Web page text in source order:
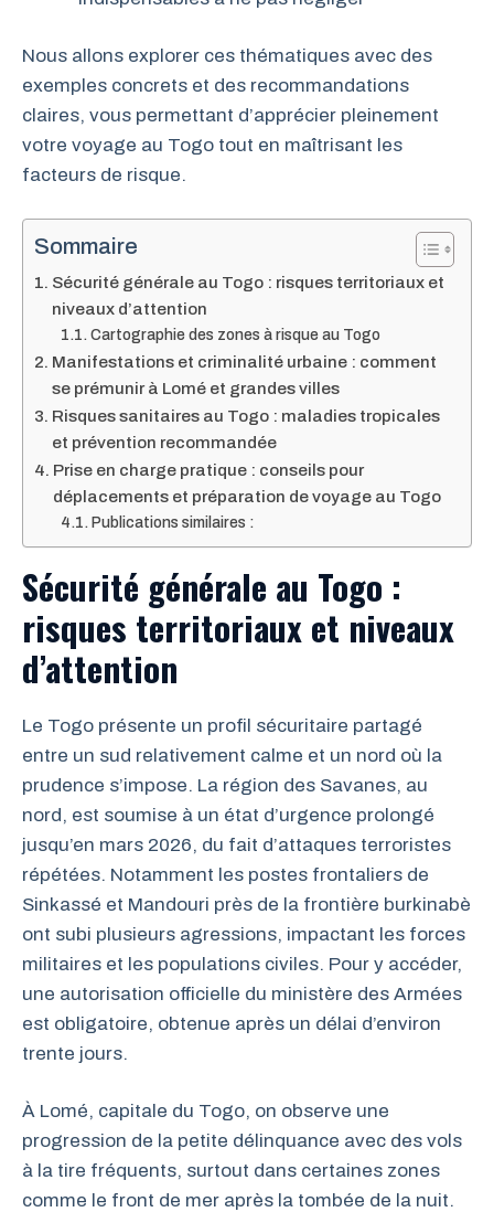
Nous allons explorer ces thématiques avec des
exemples concrets et des recommandations
claires, vous permettant d’apprécier pleinement
votre voyage au Togo tout en maîtrisant les
facteurs de risque.
Sommaire
Sécurité générale au Togo : risques territoriaux et
niveaux d’attention
Cartographie des zones à risque au Togo
Manifestations et criminalité urbaine : comment
se prémunir à Lomé et grandes villes
Risques sanitaires au Togo : maladies tropicales
et prévention recommandée
Prise en charge pratique : conseils pour
déplacements et préparation de voyage au Togo
Publications similaires :
Sécurité générale au Togo :
risques territoriaux et niveaux
d’attention
Le Togo présente un profil sécuritaire partagé
entre un sud relativement calme et un nord où la
prudence s’impose. La région des Savanes, au
nord, est soumise à un état d’urgence prolongé
jusqu’en mars 2026, du fait d’attaques terroristes
répétées. Notamment les postes frontaliers de
Sinkassé et Mandouri près de la frontière burkinabè
ont subi plusieurs agressions, impactant les forces
militaires et les populations civiles. Pour y accéder,
une autorisation officielle du ministère des Armées
est obligatoire, obtenue après un délai d’environ
trente jours.
À Lomé, capitale du Togo, on observe une
progression de la petite délinquance avec des vols
à la tire fréquents, surtout dans certaines zones
comme le front de mer après la tombée de la nuit.